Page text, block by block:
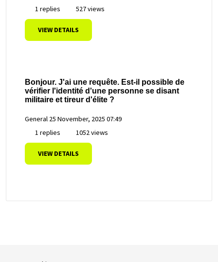
1 replies
527 views
VIEW DETAILS
Bonjour. J'ai une requête. Est-il possible de
vérifier l'identité d'une personne se disant
militaire et tireur d'élite ?
General 25 November, 2025 07:49
1 replies
1052 views
VIEW DETAILS